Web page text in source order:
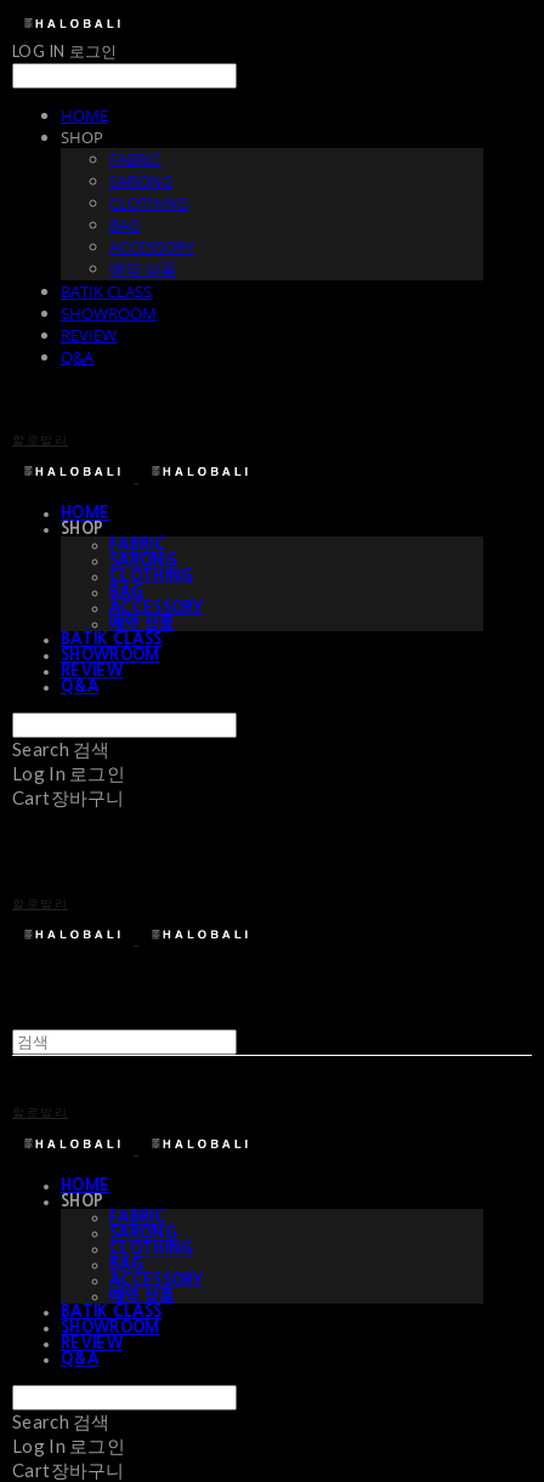
LOG IN 로그인
HOME
SHOP
FABRIC
SARONG
CLOTHING
BAG
ACCESSORY
예약 상품
BATIK CLASS
SHOWROOM
REVIEW
Q&A
할로발리
HOME
SHOP
FABRIC
SARONG
CLOTHING
BAG
ACCESSORY
예약 상품
BATIK CLASS
SHOWROOM
REVIEW
Q&A
Search 검색
Log In 로그인
Cart장바구니
할로발리
할로발리
HOME
SHOP
FABRIC
SARONG
CLOTHING
BAG
ACCESSORY
예약 상품
BATIK CLASS
SHOWROOM
REVIEW
Q&A
Search 검색
Log In 로그인
Cart장바구니